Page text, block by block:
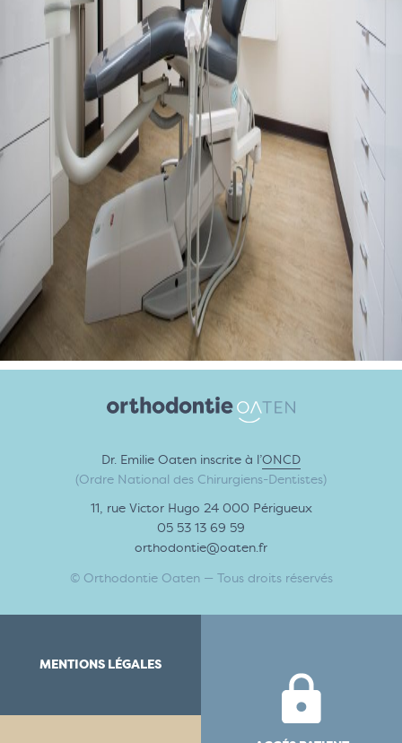
Dr. Emilie Oaten inscrite à l’ONCD
(Ordre National des Chirurgiens-Dentistes)
11, rue Victor Hugo 24 000 Périgueux
05 53 13 69 59
orthodontie@oaten.fr
© Orthodontie Oaten — Tous droits réservés
MENTIONS LÉGALES